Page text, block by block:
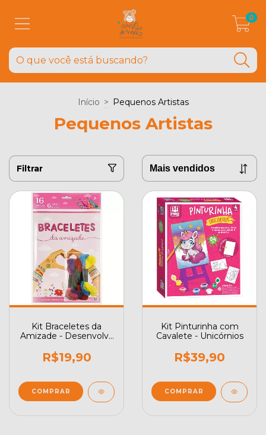
0
Início > Pequenos Artistas
Pequenos Artistas
Filtrar
Kit Braceletes da
Amizade - Desenvolva
Criando Lindas
Pulseiras!
R$19,90
Kit Pinturinha com
Cavalete - Unicórnios
R$39,90